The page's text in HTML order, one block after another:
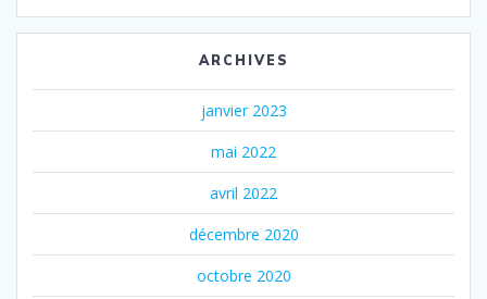
ARCHIVES
janvier 2023
mai 2022
avril 2022
décembre 2020
octobre 2020